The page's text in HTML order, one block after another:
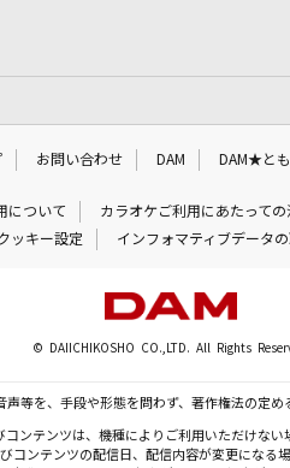
お問い合わせ DAM DAM★とも
について カラオケご利用にあたっての
ッキー設定 インフォマティブデータ
© DAIICHIKOSHO CO.,LTD. All Rights
等を、手段や形態を問わず、著作権法の定
コンテンツは、機種によりご利用いただけない
コンテンツの配信日、配信内容が変更になる場